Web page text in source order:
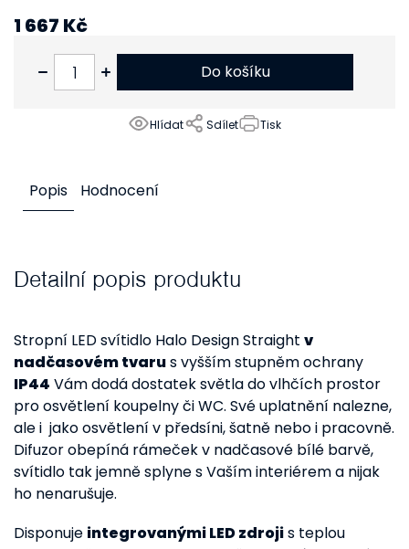
Tisk
Hlídat Sdílet
1 667 Kč
Do košíku
Popis Hodnocení
Detailní popis produktu
Stropní LED svítidlo Halo Design Straight v
nadčasovém tvarus vyšším stupněm ochrany
IP44 Vám dodá dostatek světla do vlhčích prostor
pro osvětlení koupelny či WC. Své uplatnění nalezne,
ale i jako osvětlení v předsíni, šatně nebo i pracovně.
Difuzor obepíná rámeček v nadčasové bílé barvě,
svítidlo tak jemně splyne s Vaším interiérem a nijak
ho nenarušuje.
Disponuje integrovanými LED zdrojis teplou